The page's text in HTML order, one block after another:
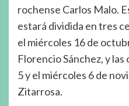
rochense Carlos Malo.
estará dividida en tres
el miércoles 16 de
Florencio Sánchez, y
5 y el miércoles 6 de
Zitarrosa.